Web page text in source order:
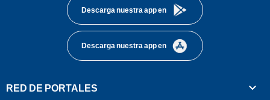
Descarga nuestra app en
Descarga nuestra app en
RED DE PORTALES